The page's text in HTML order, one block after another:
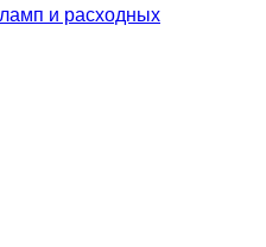
и расходных